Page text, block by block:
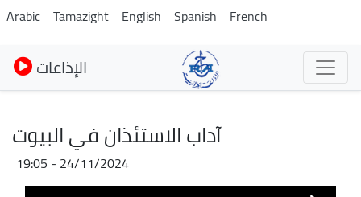
Skip
to
main
content
Arabic Tamazight English Spanish French
الإذاعات
آداب الاستئذان في البيوت
24/11/2024 - 19:05